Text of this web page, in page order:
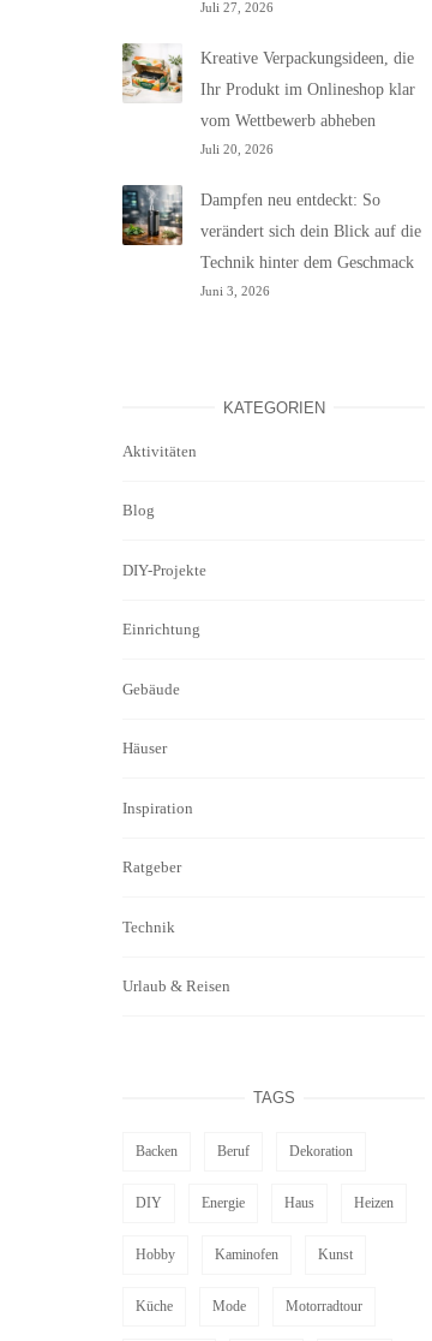
Juli 27, 2026
Kreative Verpackungsideen, die
Ihr Produkt im Onlineshop klar
vom Wettbewerb abheben
Juli 20, 2026
Dampfen neu entdeckt: So
verändert sich dein Blick auf die
Technik hinter dem Geschmack
Juni 3, 2026
KATEGORIEN
Aktivitäten
Blog
DIY-Projekte
Einrichtung
Gebäude
Häuser
Inspiration
Ratgeber
Technik
Urlaub & Reisen
TAGS
Backen Beruf Dekoration
DIY Energie Haus Heizen
Hobby Kaminofen Kunst
Küche Mode Motorradtour